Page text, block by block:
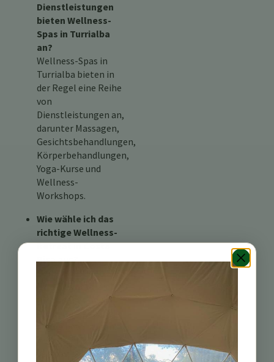
Dienstleistungen
bieten Wellness-
Spas in Turrialba
an?
Wellness-Spas in
Turrialba bieten in
der Regel eine Reihe
von
Dienstleistungen an,
darunter Massagen,
Gesichtsbehandlungen,
Körperbehandlungen,
Yoga-Kurse und
Wellness-
Workshops.
Wie wähle ich das
richtige Wellness-
Retreat in Costa
Rica aus?
Ihr Budget und die
die Sie bevorzugen.
verschiedene